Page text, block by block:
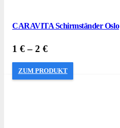
CARAVITA Schirmständer Oslo
1 €– 2 €
ZUM PRODUKT